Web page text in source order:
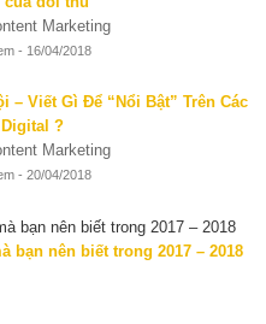
Marketing
- 16/04/2018
– Viết Gì Để “Nổi Bật” Trên Các
Digital ?
Marketing
- 20/04/2018
bạn nên biết trong 2017 – 2018